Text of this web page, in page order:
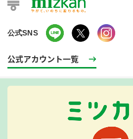
公式SNS
公式アカウント一覧